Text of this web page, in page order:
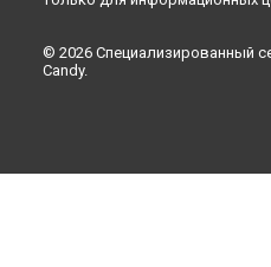
© 2026 Специализированный
Candy.